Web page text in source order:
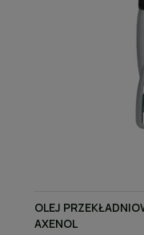
OLEJ
AXENOL